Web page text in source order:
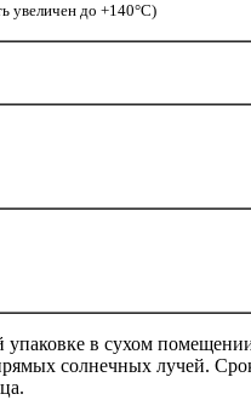
увеличен до +140°С)
упаковке в сухом
солнечных лучей.